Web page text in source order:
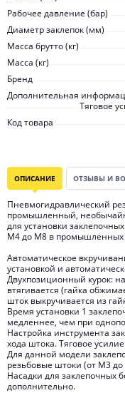
Рабочее давление (бар)
Диаметр заклепок (мм)
Масса брутто (кг)
Масса (кг)
Бренд
Дополнительная
Тяговое
Код товара
ОПИСАНИЕ ОТЗЫВЫ И
Пневмогидравлический
промышленный,
для установки
М4 до М8 в промышленных
Автоматическое
установкой и
Двухпозиционный курок:
втягивается (гайка
шток выкручивается из
Время установки 1
медленнее, чем при
Настройка инструмента
хода штока. Тяговое
Для данной модели
резьбовые штоки (от М3
Насадки для заклепочных
дополнительно.